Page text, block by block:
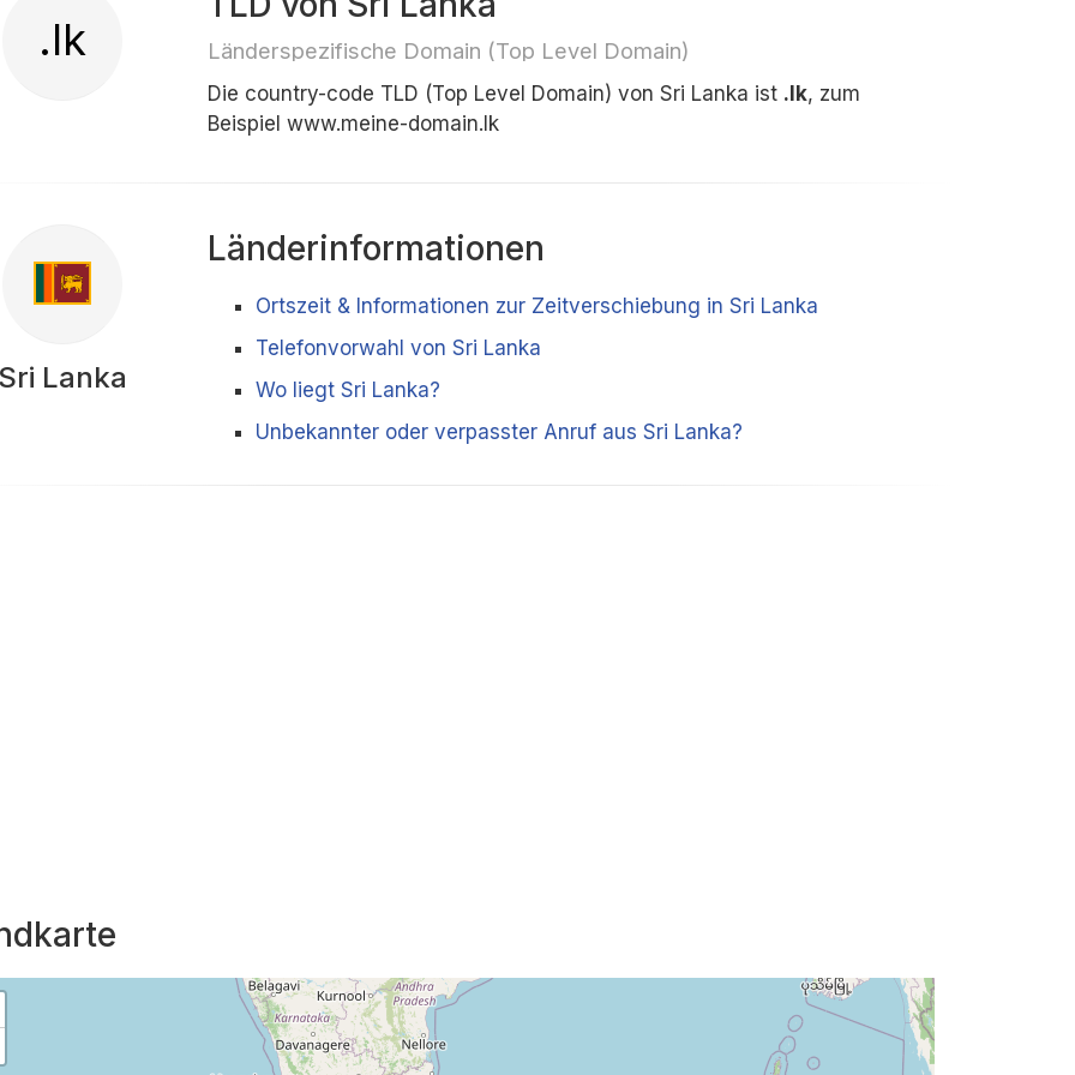
.lk Länderspezifische Domain (Top Level Domain)
Die country-code TLD (Top Level Domain) von Sri Lanka ist .lk, zum
Beispiel www.meine-domain.lk
Sri Lanka
Länderinformationen
Ortszeit & Informationen zur Zeitverschiebung in Sri Lanka
Telefonvorwahl von Sri Lanka
Wo liegt Sri Lanka?
Unbekannter oder verpasster Anruf aus Sri Lanka?